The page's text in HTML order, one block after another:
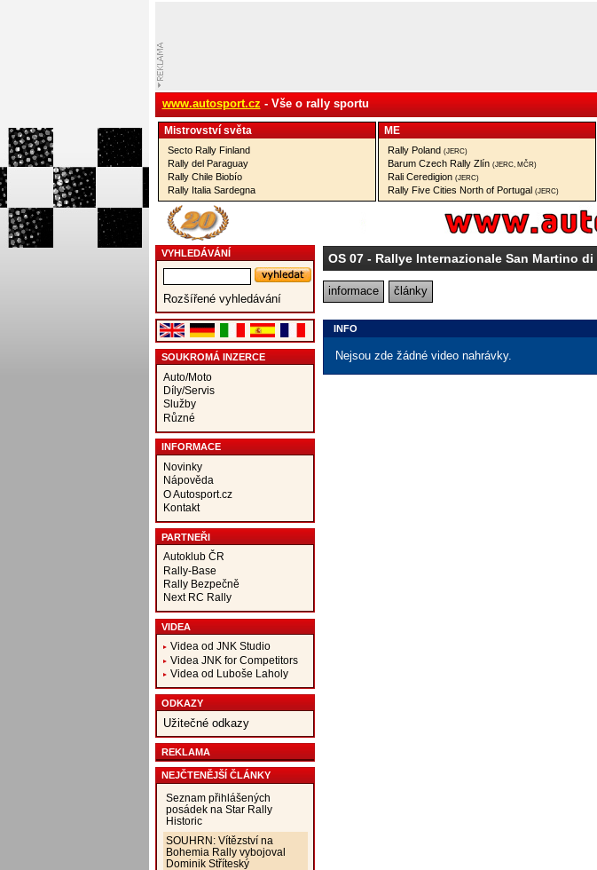
www.autosport.cz - Vše o rally sportu
Mistrovství­ světa
Secto Rally Finland
Rally del Paraguay
Rally Chile Biobío
Rally Italia Sardegna
ME
Rally Poland (JERC)
Barum Czech Rally Zlín (JERC, MČR)
Rali Ceredigion (JERC)
Rally Five Cities North of Portugal (JERC)
VYHLEDÁVÁNÍ
Rozšířené vyhledávání
SOUKROMÁ INZERCE
Auto/Moto
Díly/Servis
Služby
Různé
INFORMACE
Novinky
Nápověda
O Autosport.cz
Kontakt
PARTNEŘI
Autoklub ČR
Rally-Base
Rally Bezpečně
Next RC Rally
VIDEA
Videa od JNK Studio
Videa JNK for Competitors
Videa od Luboše Laholy
ODKAZY
Užitečné odkazy
REKLAMA
NEJČTENĚJŠÍ ČLÁNKY
Seznam přihlášených
posádek na Star Rally
Historic
SOUHRN: Vítězství na
Bohemia Rally vybojoval
Dominik Stříteský
OS 07- Rallye Internazionale San Martino di
informace články
INFO
Nejsou zde žádné video nahrávky.